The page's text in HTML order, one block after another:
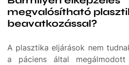
megvalósítható
beavatkozással?
A plasztika eljárások nem
a páciens által